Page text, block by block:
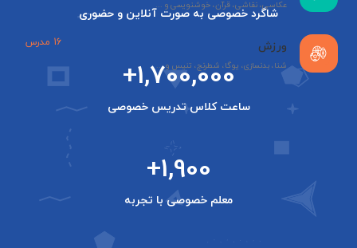
عکاسی، نقاشی، قرآن، خوشنویسی و ...
ورزش
شنا، بدنسازی، یوگا، شطرنج، تنیس و ...
16 مدرس
شاگرد خصوصی به صورت آنلاین و حضوری
+1,700,000
ساعت کلاس تدریس خصوصی
+1,900
معلم خصوصی با تجربه